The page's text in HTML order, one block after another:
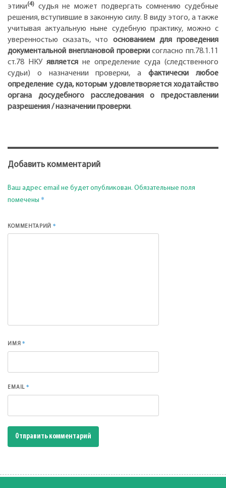
этики(4)
судья не может подвергать сомнению судебные
решения, вступившие в законную силу. В виду этого, а также
учитывая актуальную ныне судебную практику, можно с
увереннос­тью сказать, что основанием для проведения
документальной внеплановой проверкисогласно пп.78.1.11
ст.78 НКУ является не определение суда (следственного
судьи) о назначении проверки, афактически любое
определение суда, которым удовлетворяется ходатайство
органа досудебного расследования о предоставлении
разрешения / назначении проверки.
Добавить комментарий
Ваш адрес email не будет опубликован. Обязательные поля
помечены *
КОММЕНТАРИЙ*
ИМЯ*
EMAIL*